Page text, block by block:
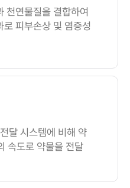
천연물질을 결합하여
로 피부손상 및 염증성
달 시스템에 비해 약
속도로 약물을 전달